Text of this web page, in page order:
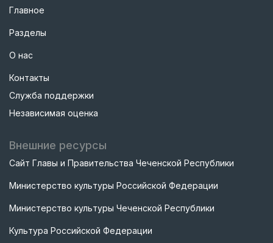
Главное
Разделы
О нас
Контакты
Служба поддержки
Независимая оценка
Внешние ресурсы
Сайт Главы и Правительства Чеченской Республики
Министерство культуры Российской Федерации
Министерство культуры Чеченской Республики
Культура Российской Федерации